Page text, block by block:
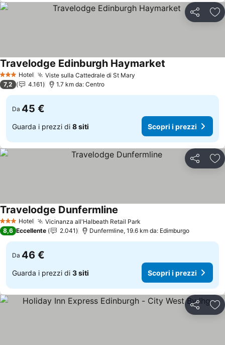
Condividi
3 StelleHotel Viste sulla Cattedrale di St Mary
Travelodge Edinburgh Haymarket
7,2 4.161 1.7 km da: Centro
Da 45 €
Guarda i prezzi di 8 siti Scopri i prezzi
Condividi
3 StelleHotel Vicinanza all'Halbeath Retail Park
Travelodge Dunfermline
8,6 Eccellente 2.041 Dunfermline, 19.6 km da: Edimburgo
Da 46 €
Guarda i prezzi di 3 siti Scopri i prezzi
Condividi